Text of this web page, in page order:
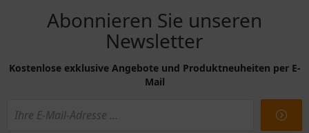
Abonnieren Sie unseren
Newsletter
Kostenlose exklusive Angebote und Produktneuheiten per E-
Mail